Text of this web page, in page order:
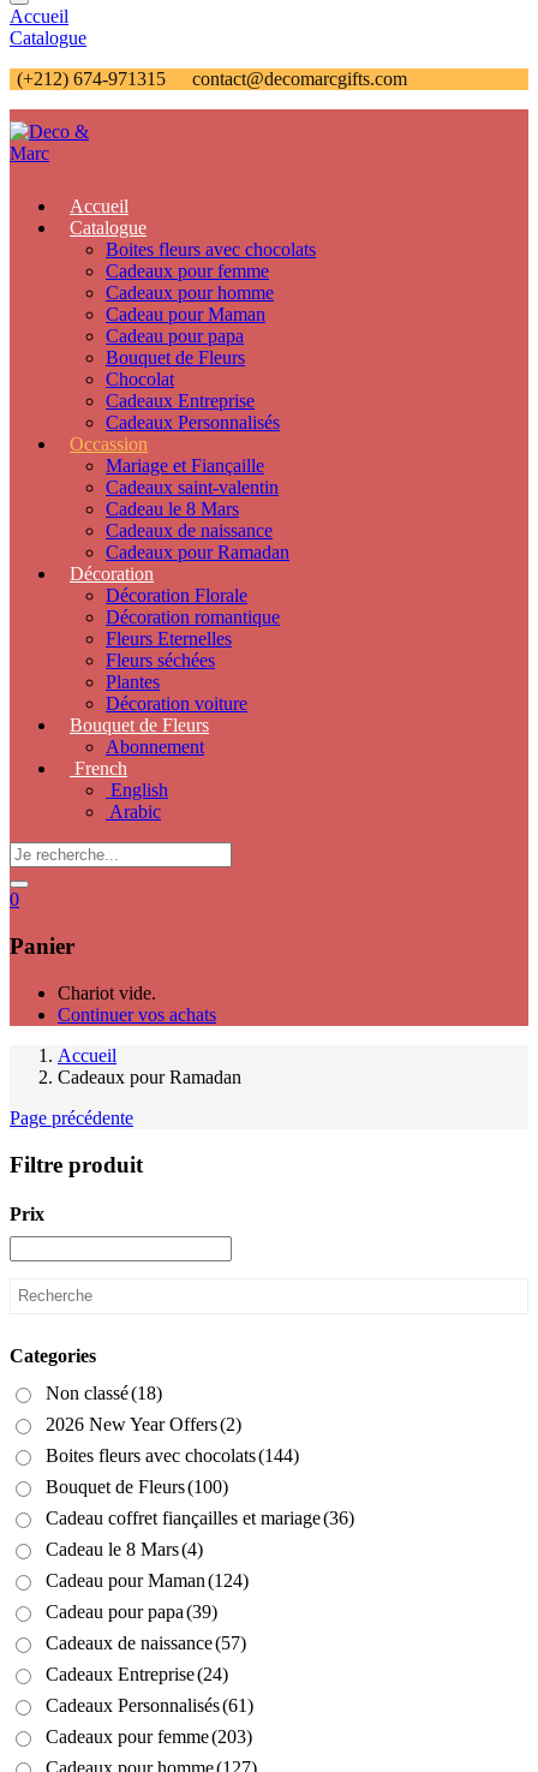
Accueil
Catalogue
(+212) 674-971315
contact@decomarcgifts.com
Accueil
Catalogue
Boites fleurs avec chocolats
Cadeaux pour femme
Cadeaux pour homme
Cadeau pour Maman
Cadeau pour papa
Bouquet de Fleurs
Chocolat
Cadeaux Entreprise
Cadeaux Personnalisés
Occassion
Mariage et Fiançaille
Cadeaux saint-valentin
Cadeau le 8 Mars
Cadeaux de naissance
Cadeaux pour Ramadan
Décoration
Décoration Florale
Décoration romantique
Fleurs Eternelles
Fleurs séchées
Plantes
Décoration voiture
Bouquet de Fleurs
Abonnement
French
English
Arabic
0
Panier
Chariot vide.
Continuer vos achats
Accueil
Cadeaux pour Ramadan
Page précédente
Filtre produit
Prix
Categories
Non classé(18)
2026 New Year Offers(2)
Boites fleurs avec chocolats(144)
Bouquet de Fleurs(100)
Cadeau coffret fiançailles et mariage(36)
Cadeau le 8 Mars(4)
Cadeau pour Maman(124)
Cadeau pour papa(39)
Cadeaux de naissance(57)
Cadeaux Entreprise(24)
Cadeaux Personnalisés(61)
Cadeaux pour femme(203)